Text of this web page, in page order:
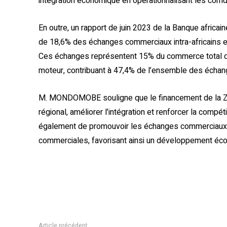
En outre, un rapport de juin 2023 de la Banque
de 18,6% des échanges commerciaux intra-
Ces échanges représentent 15% du commerce total
moteur, contribuant à 47,4% de l’ensemble des
M. MONDOMOBE souligne que le financement de
régional, améliorer l’intégration et renforcer la
également de promouvoir les échanges
commerciales, favorisant ainsi un développement